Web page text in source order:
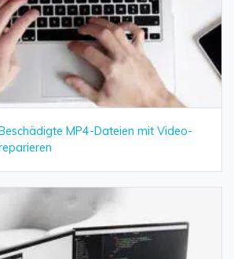
MP4-Dateien mit Video-
wiederherstellen
Jetzt online wiederherstellen!
öffnen